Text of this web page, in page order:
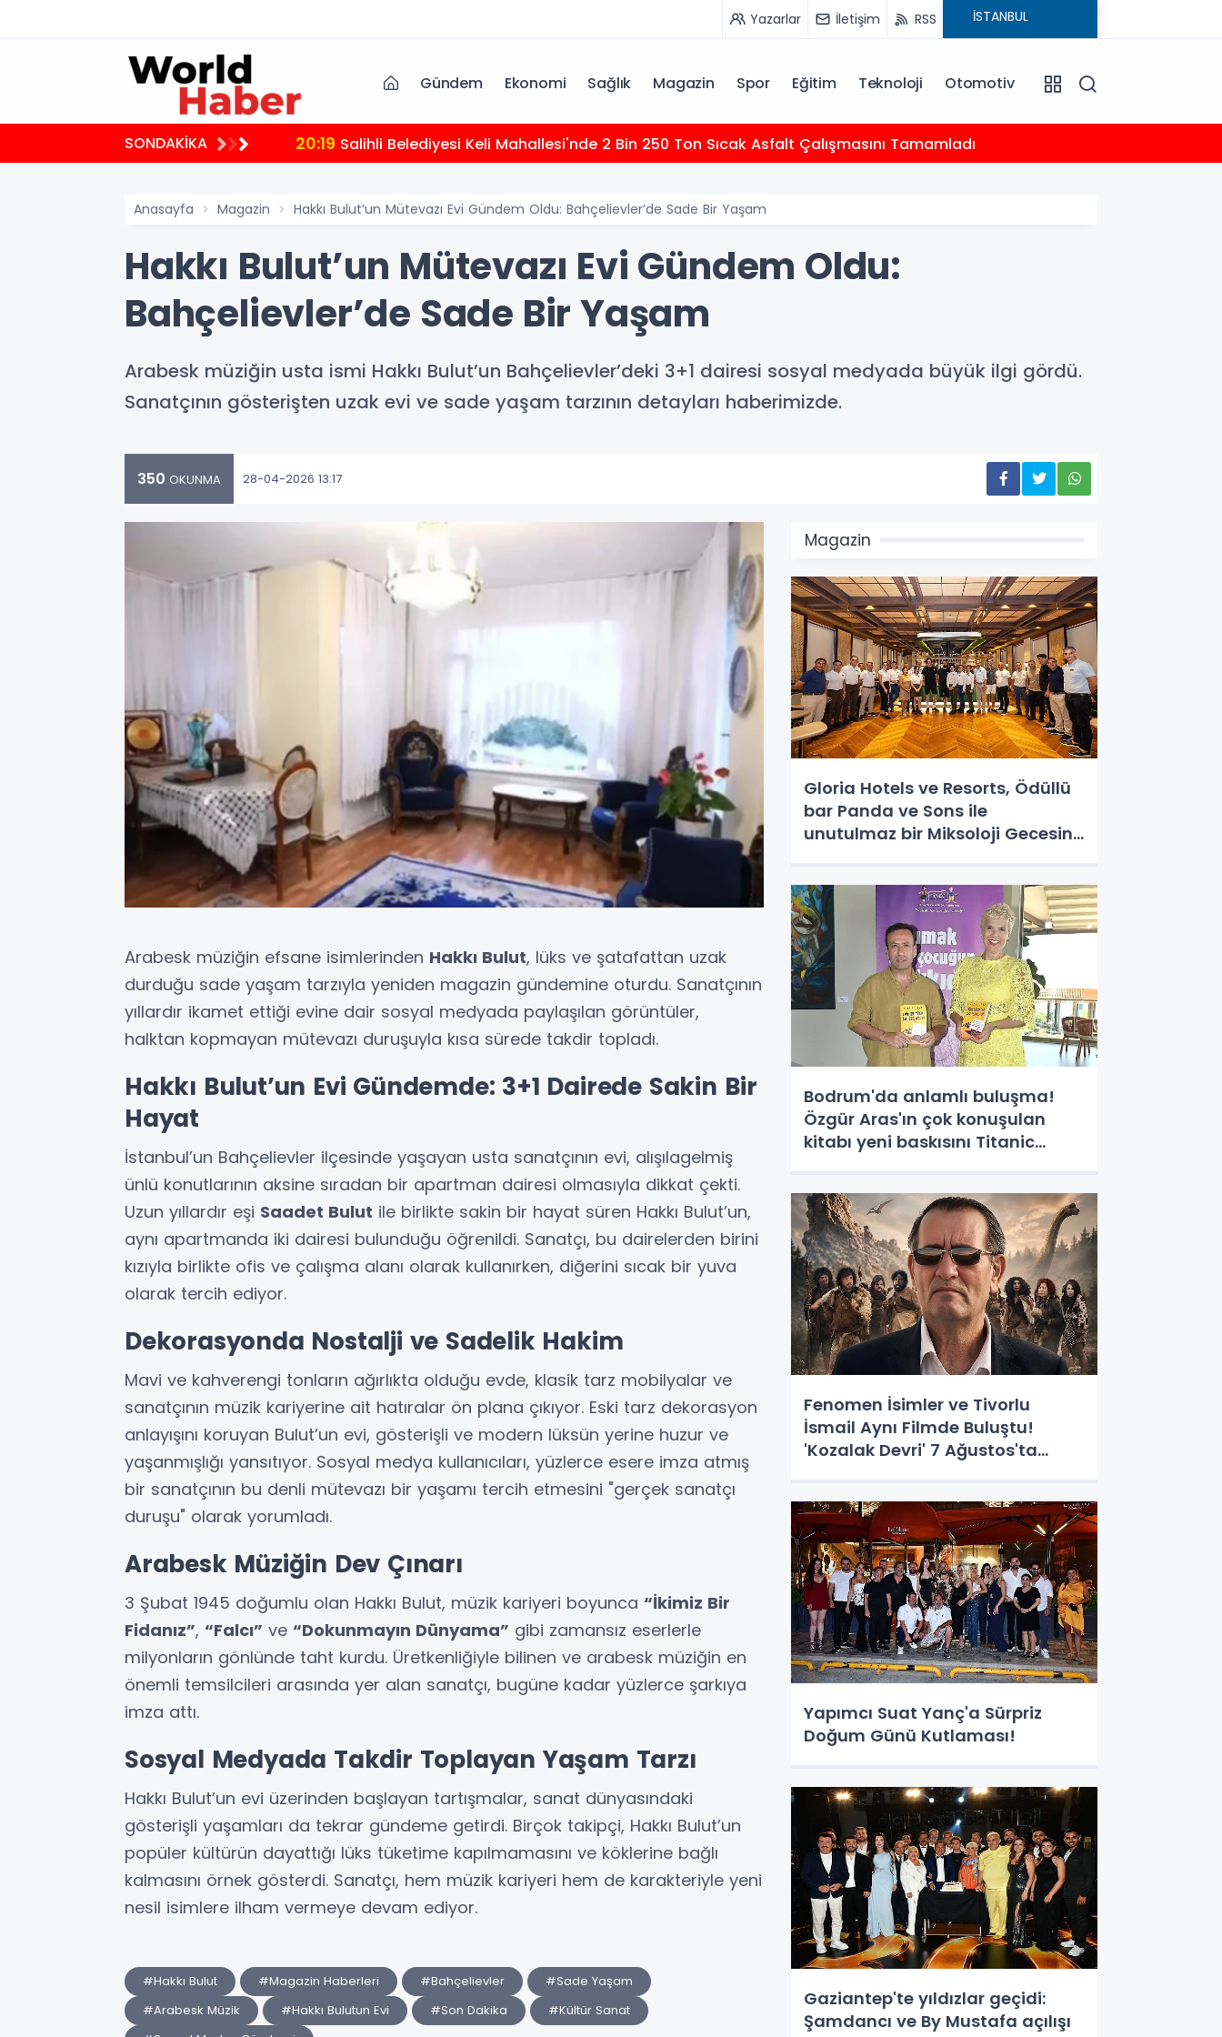
Yazarlar İletişim RSS
Gündem Ekonomi Sağlık Magazin Spor Eğitim Teknoloji Otomotiv
SONDAKİKA 20:19 Salihli Belediyesi Keli Mahallesi'nde 2 Bin 250 Ton Sıcak Asfalt Çalışmasını Tamamladı
Anasayfa Magazin Hakkı Bulut’un Mütevazı Evi Gündem Oldu: Bahçelievler’de Sade Bir Yaşam
Hakkı Bulut’un Mütevazı Evi Gündem Oldu:
Bahçelievler’de Sade Bir Yaşam
Arabesk müziğin usta ismi Hakkı Bulut’un Bahçelievler’deki 3+1 dairesi sosyal medyada büyük ilgi gördü.
Sanatçının gösterişten uzak evi ve sade yaşam tarzının detayları haberimizde.
350 OKUNMA 28-04-2026 13:17
Arabesk müziğin efsane isimlerinden Hakkı Bulut, lüks ve şatafattan uzak
durduğu sade yaşam tarzıyla yeniden magazin gündemine oturdu. Sanatçının
yıllardır ikamet ettiği evine dair sosyal medyada paylaşılan görüntüler,
halktan kopmayan mütevazı duruşuyla kısa sürede takdir topladı.
Hakkı Bulut’un Evi Gündemde: 3+1 Dairede Sakin Bir
Hayat
İstanbul’un Bahçelievler ilçesinde yaşayan usta sanatçının evi, alışılagelmiş
ünlü konutlarının aksine sıradan bir apartman dairesi olmasıyla dikkat çekti.
Uzun yıllardır eşi Saadet Bulut ile birlikte sakin bir hayat süren Hakkı Bulut’un,
aynı apartmanda iki dairesi bulunduğu öğrenildi. Sanatçı, bu dairelerden birini
kızıyla birlikte ofis ve çalışma alanı olarak kullanırken, diğerini sıcak bir yuva
olarak tercih ediyor.
Dekorasyonda Nostalji ve Sadelik Hakim
Mavi ve kahverengi tonların ağırlıkta olduğu evde, klasik tarz mobilyalar ve
sanatçının müzik kariyerine ait hatıralar ön plana çıkıyor. Eski tarz dekorasyon
anlayışını koruyan Bulut’un evi, gösterişli ve modern lüksün yerine huzur ve
yaşanmışlığı yansıtıyor. Sosyal medya kullanıcıları, yüzlerce esere imza atmış
bir sanatçının bu denli mütevazı bir yaşamı tercih etmesini "gerçek sanatçı
duruşu" olarak yorumladı.
Arabesk Müziğin Dev Çınarı
3 Şubat 1945 doğumlu olan Hakkı Bulut, müzik kariyeri boyunca “İkimiz Bir
Fidanız”, “Falcı” ve “Dokunmayın Dünyama” gibi zamansız eserlerle
milyonların gönlünde taht kurdu. Üretkenliğiyle bilinen ve arabesk müziğin en
önemli temsilcileri arasında yer alan sanatçı, bugüne kadar yüzlerce şarkıya
imza attı.
Sosyal Medyada Takdir Toplayan Yaşam Tarzı
Hakkı Bulut’un evi üzerinden başlayan tartışmalar, sanat dünyasındaki
gösterişli yaşamları da tekrar gündeme getirdi. Birçok takipçi, Hakkı Bulut’un
popüler kültürün dayattığı lüks tüketime kapılmamasını ve köklerine bağlı
kalmasını örnek gösterdi. Sanatçı, hem müzik kariyeri hem de karakteriyle yeni
nesil isimlere ilham vermeye devam ediyor.
#Hakkı Bulut #Magazin Haberleri #Bahçelievler
#Sade Yaşam
#Arabesk Müzik
#Hakkı Bulutun Evi #Son Dakika
#Kültür Sanat
Magazin
Gloria Hotels ve Resorts, Ödüllü
bar Panda ve Sons ile
unutulmaz bir Miksoloji Gecesine
Bodrum'da anlamlı buluşma!
Özgür Aras'ın çok konuşulan
kitabı yeni baskısını Titanic
kutladı
Fenomen İsimler ve Tivorlu
İsmail Aynı Filmde Buluştu!
'Kozalak Devri' 7 Ağustos'ta
Yapımcı Suat Yanç'a Sürpriz
Doğum Günü Kutlaması!
Gaziantep'te yıldızlar geçidi:
Şamdancı ve By Mustafa açılışı